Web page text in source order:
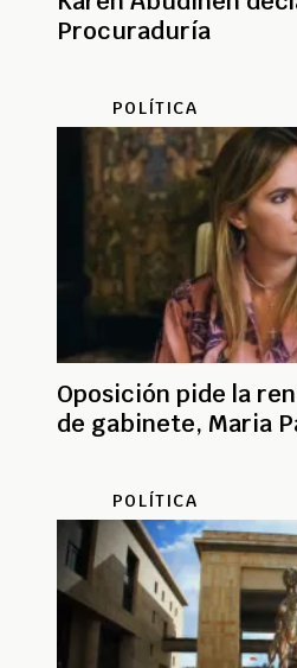
Procuraduría
POLÍTICA
Oposición pide la
de gabinete, Maria
POLÍTICA